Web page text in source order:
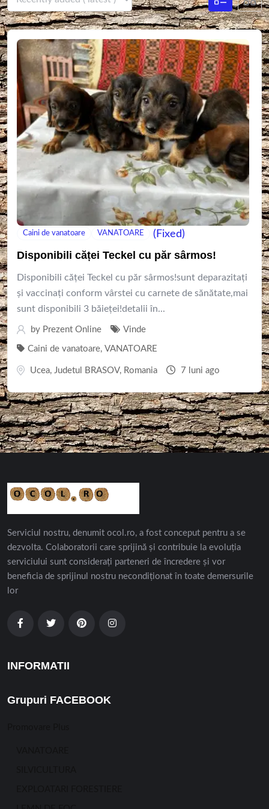
Caini de vanatoare VANATOARE (Fixed)
Disponibili căței Teckel cu păr sârmos!
Disponibili căței Teckel cu păr sârmos!sunt deparazitați
și vaccinați conform vârstei cu carnete de sănătate,mai
sunt disponibili 3 băieței!detalii în...
by Prezent Online Vinde
Caini de vanatoare, VANATOARE
Ucea, Judetul BRASOV, Romania 7 luni ago
Serviciul nostru, denumit ocol.ro, a fost conceput pentru a se
dezvolta. Colaboratorii care sprijină și contribuie la evoluția
serviciului sunt considerați parteneri de încredere și vor
beneficia de sprijinul nostru necondiționat în toate demersurile
lor
INFORMATII
Grupuri FACEBOOK